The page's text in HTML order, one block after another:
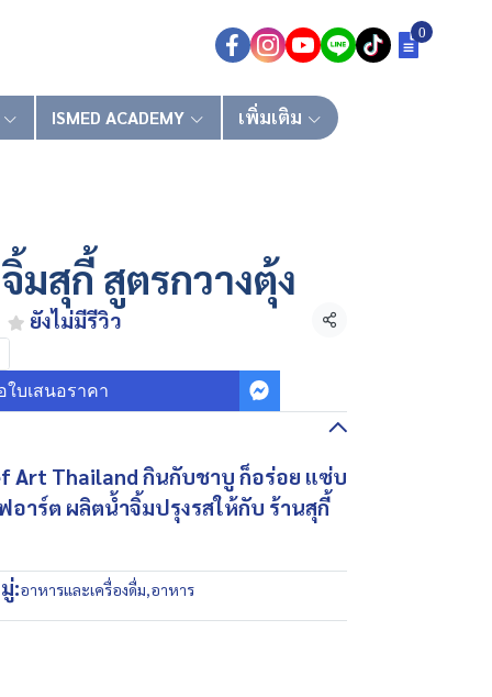
0
ISMED ACADEMY เพิ่มเติม
มสุกี้ สูตรกวางตุ้ง
ยังไม่มีรีวิว แชร์
ใบเสนอราคา
Art Thailand กินกับชาบู ก็อร่อย แซ่บ
อาร์ต ผลิตน้ำจิ้มปรุงรสให้กับ ร้านสุกี้
:อาหารและเครื่องดื่ม,อาหาร